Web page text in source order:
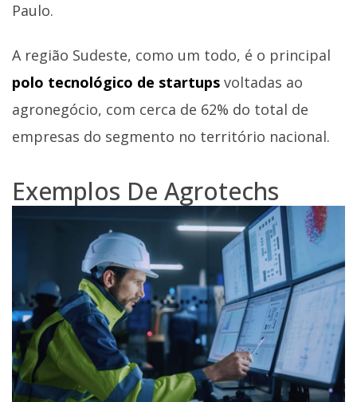
Paulo.
A região Sudeste, como um todo, é o principal
polo tecnológico de startups voltadas ao
agronegócio, com cerca de 62% do total de
empresas do segmento no território nacional.
Exemplos De Agrotechs